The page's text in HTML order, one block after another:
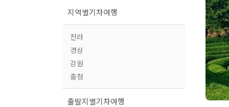
지역별기차여행
전라
경상
강원
충청
출발지별기차여행